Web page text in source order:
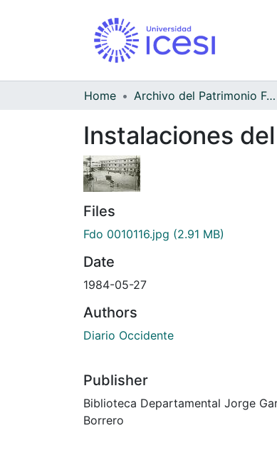
Home Archivo del Patrimonio Fotográfico y Fílmico del Valle del Cauca
Instalaciones
Files
Fdo 0010116.jpg (2.91 MB)
Date
1984-05-27
Authors
Diario Occidente
Publisher
Biblioteca Departamental Jorge
Borrero